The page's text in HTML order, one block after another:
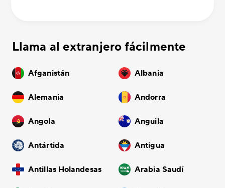
Llama al extranjero fácilmente
Afganistán Albania
Alemania Andorra
Angola Anguila
Antártida Antigua
Antillas Holandesas Arabia Saudí